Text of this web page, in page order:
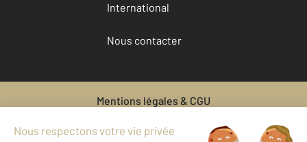
International
Nous contacter
Mentions légales & CGU